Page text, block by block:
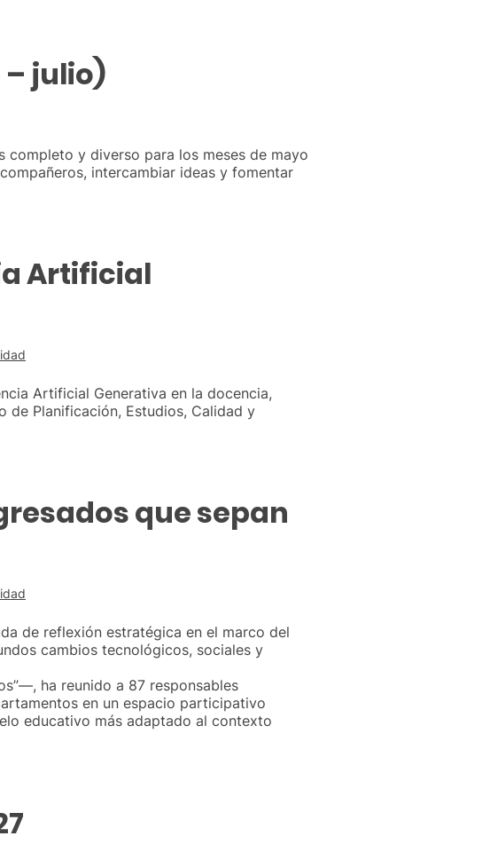
julio)
completo y diverso para los meses de mayo
intercambiar ideas y fomentar
Artificial
Artificial Generativa en la docencia,
de Planificación, Estudios, Calidad y
que sepan
de reflexión estratégica en el marco del
cambios tecnológicos, sociales y
ha reunido a 87 responsables
en un espacio participativo
educativo más adaptado al contexto